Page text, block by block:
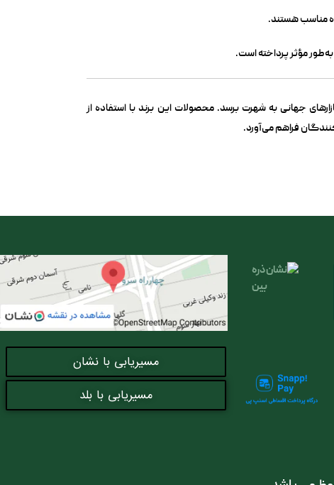
مناسب هستند.
مؤثر پرداخته است.
جهانی به شهرت برسد. محصولات این برند با استفاده از
فراهم می‌آورد.
مسیریابی با نشان
مسیریابی با بلد